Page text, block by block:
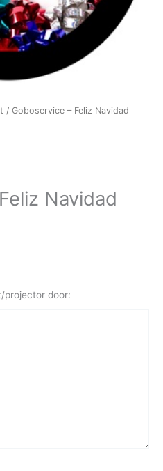
/ Goboservice – Feliz Navidad
Navidad
projector door: